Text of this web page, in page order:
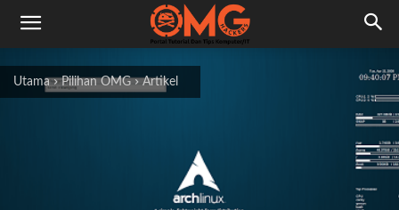
Utama Pilihan OMG Artikel